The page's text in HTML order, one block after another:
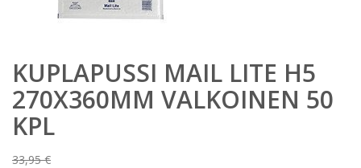
KUPLAPUSSI MAIL LITE H5
270X360MM VALKOINEN 50
KPL
33,95€